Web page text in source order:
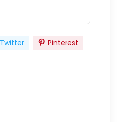
Twitter Pinterest